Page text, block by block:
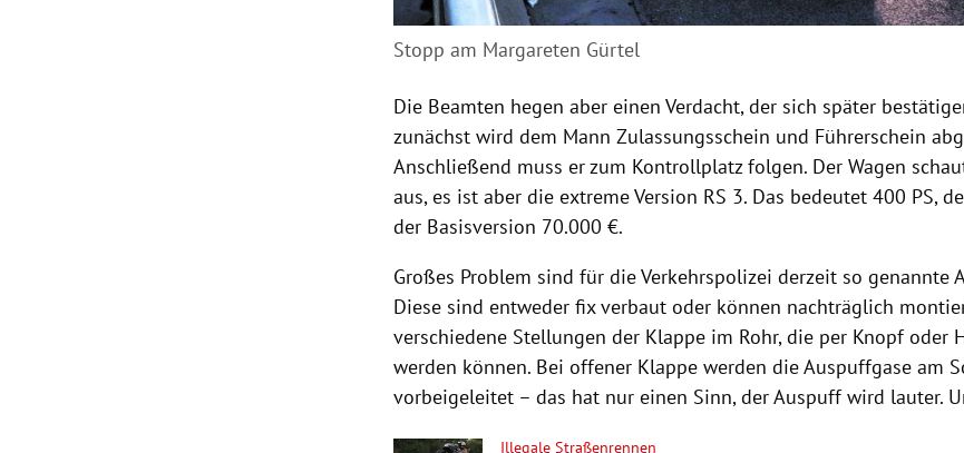
Stopp am Margareten Gürtel
Die Beamten hegen aber einen Verdacht, der sich später
zunächst wird dem Mann Zulassungsschein und Führerschein
Anschließend muss er zum Kontrollplatz folgen. Der Wagen
aus, es ist aber die extreme Version RS 3. Das bedeutet 400 PS,
der Basisversion 70.000 €.
Großes Problem sind für die Verkehrspolizei derzeit so genannte
Diese sind entweder fix verbaut oder können nachträglich
verschiedene Stellungen der Klappe im Rohr, die per Knopf oder
werden können. Bei offener Klappe werden die Auspuffgase am
vorbeigeleitet – das hat nur einen Sinn, der Auspuff wird lauter.
Illegale Straßenrennen